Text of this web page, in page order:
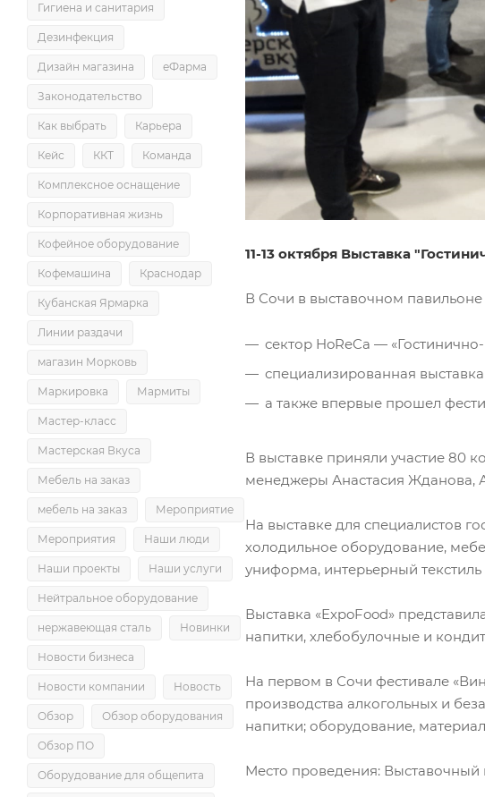
11-13 октября Выставка
В Сочи в выставочном
сектор HoReCa —
специализированная
а также впервые прошел
В выставке приняли участие 80
менеджеры Анастасия Жданова,
На выставке для специалистов
холодильное оборудование,
униформа, интерьерный
Выставка «ExpoFood»
напитки, хлебобулочные и
На первом в Сочи фестивале
производства алкогольных и
напитки; оборудование,
Место проведения: Выставочный
Гигиена и санитария
Дезинфекция
Дизайн магазина еФарма
Законодательство
Как выбрать Карьера
Кейс ККТ Команда
Комплексное оснащение
Корпоративная жизнь
Кофейное оборудование
Кофемашина Краснодар
Кубанская Ярмарка
Линии раздачи
магазин Морковь
Маркировка Мармиты
Мастер-класс
Мастерская Вкуса
Мебель на заказ
мебель на заказ Мероприятие
Мероприятия Наши люди
Наши проекты Наши услуги
Нейтральное оборудование
нержавеющая сталь Новинки
Новости бизнеса
Новости компании Новость
Обзор Обзор оборудования
Обзор ПО
Оборудование для общепита